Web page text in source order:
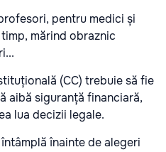
pentru medici și
mărind obraznic
(CC) trebuie să fie
aibă siguranță financiară,
lua decizii legale.
înainte de alegeri